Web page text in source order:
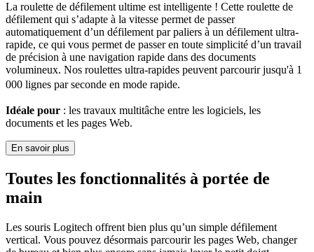
La roulette de défilement ultime est intelligente ! Cette roulette de
défilement qui s’adapte à la vitesse permet de passer
automatiquement d’un défilement par paliers à un défilement ultra-
rapide, ce qui vous permet de passer en toute simplicité d’un travail
de précision à une navigation rapide dans des documents
volumineux. Nos roulettes ultra-rapides peuvent parcourir jusqu'à 1
000 lignes par seconde en mode rapide.
Idéale pour : les travaux multitâche entre les logiciels, les
documents et les pages Web.
En savoir plus
Toutes les fonctionnalités à portée de
main
Les souris Logitech offrent bien plus qu’un simple défilement
vertical. Vous pouvez désormais parcourir les pages Web, changer